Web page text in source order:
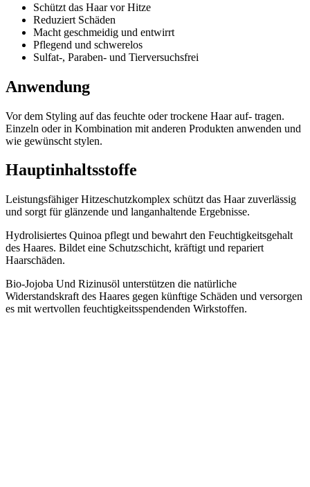
Schützt das Haar vor Hitze
Reduziert Schäden
Macht geschmeidig und entwirrt
Pflegend und schwerelos
Sulfat-, Paraben- und Tierversuchsfrei
Anwendung
Vor dem Styling auf das feuchte oder trockene Haar auf- tragen.
Einzeln oder in Kombination mit anderen Produkten anwenden und
wie gewünscht stylen.
Hauptinhaltsstoffe
Leistungsfähiger Hitzeschutzkomplex schützt das Haar zuverlässig
und sorgt für glänzende und langanhaltende Ergebnisse.
Hydrolisiertes Quinoa pflegt und bewahrt den Feuchtigkeitsgehalt
des Haares. Bildet eine Schutzschicht, kräftigt und repariert
Haarschäden.
Bio-Jojoba Und Rizinusöl unterstützen die natürliche
Widerstandskraft des Haares gegen künftige Schäden und versorgen
es mit wertvollen feuchtigkeitsspendenden Wirkstoffen.